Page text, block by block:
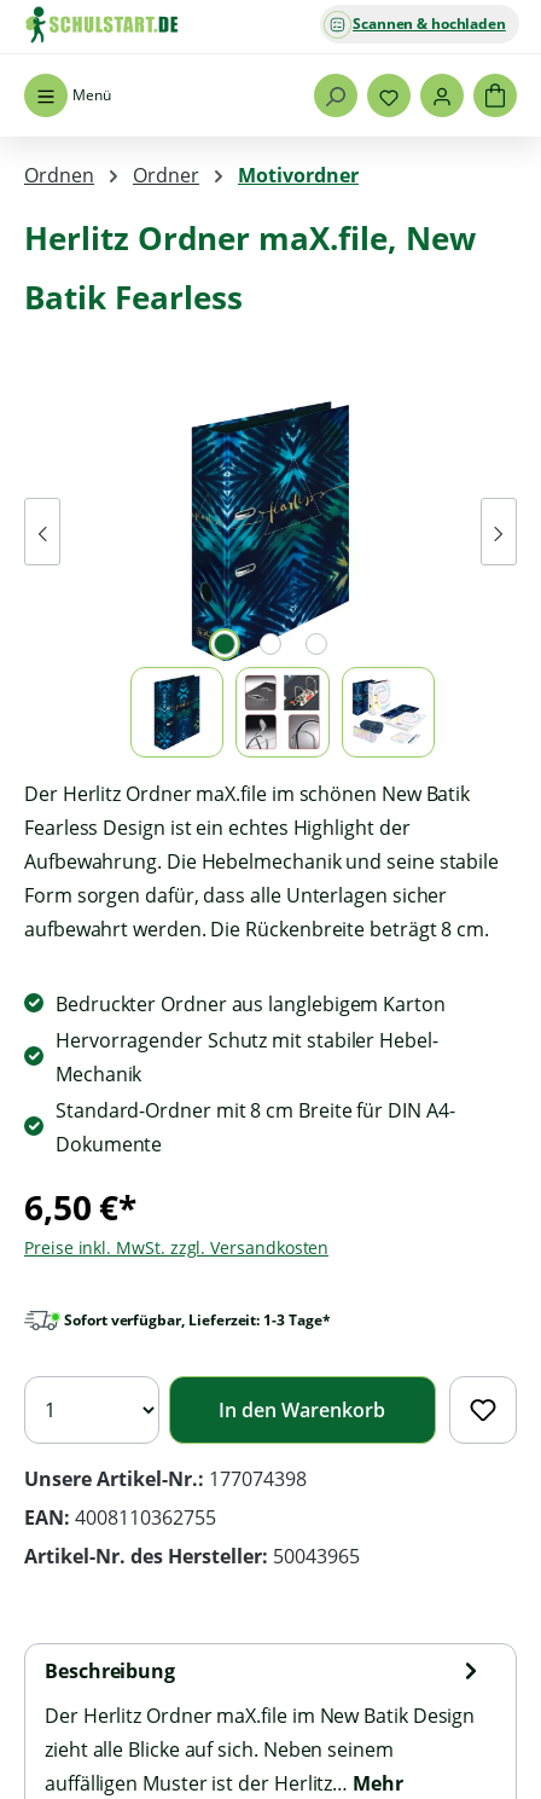
Zum Hauptinhalt springen
Menü
Scannen & hochladen
Ordnen Ordner Motivordner
Herlitz Ordner maX.file, New
Batik Fearless
Bildergalerie überspringen
Der Herlitz Ordner maX.file im schönen New Batik
Fearless Design ist ein echtes Highlight der
Aufbewahrung. Die Hebelmechanik und seine stabile
Form sorgen dafür, dass alle Unterlagen sicher
aufbewahrt werden. Die Rückenbreite beträgt 8 cm.
Bedruckter Ordner aus langlebigem Karton
Hervorragender Schutz mit stabiler Hebel-
Mechanik
Standard-Ordner mit 8 cm Breite für DIN A4-
Dokumente
6,50 €*
Preise inkl. MwSt. zzgl. Versandkosten
Sofort verfügbar, Lieferzeit: 1-3 Tage*
In den Warenkorb
Unsere Artikel-Nr.: 177074398
EAN: 4008110362755
Artikel-Nr. des Hersteller: 50043965
Beschreibung
Der Herlitz Ordner maX.file im New Batik Design
zieht alle Blicke auf sich. Neben seinem
auffälligen Muster ist der Herlitz… Mehr